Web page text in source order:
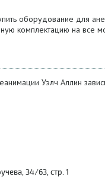
оборудование для
комплектацию на все
Уэлч Аллин
34/63, стр. 1